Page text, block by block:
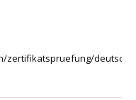
zertifikatspruefung/deutsch/